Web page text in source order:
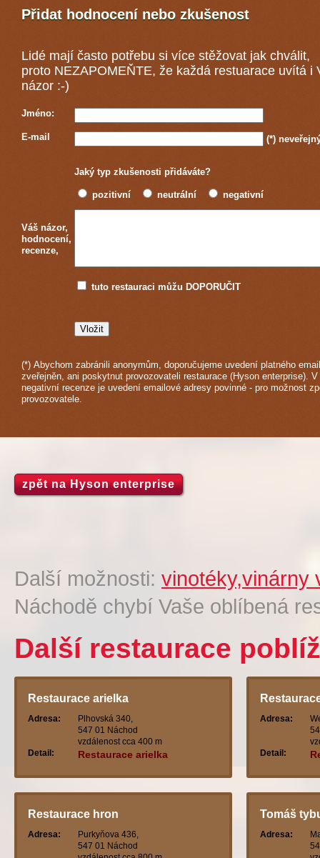
Přidat hodnocení nebo zkušenost
Lidé mají často potřebu si více stěžovat jak chválit,
proto NEZAPOMEŇTE, že každá restuarace uvítá i
názor :-)
Jméno:
E-mail (*)
Jaký typ zkušenosti přidáváte?
pozitivní neutrální negativní
Váš názor,
hodnocení,
recenze,
tuto restauraci můžu DOPORUČIT
(*) Abychom zabránili anonymům, doporučujeme uvedení platného
zveřejněn, ani poskytnut provozovateli restaurace (Hyson enterprise).
negativní recenze je uvedení emailové adresy povinné - pro možnost
provozovatele.
zpět na Hyson enterprise
Další možnosti: vinotéky,vinárny
Náchodě chybí Vaše oblíbená
Další restaurace
Restaurace arielka
Adresa:
Plhovská 340,
547 01 Náchod
vzdálenost cca 400 m
Detail:
Restaurace arielka
Adresa:
Detail:
Restaurace hron
Adresa:
Purkyňova 436,
547 01 Náchod
Tomáš
Adresa: